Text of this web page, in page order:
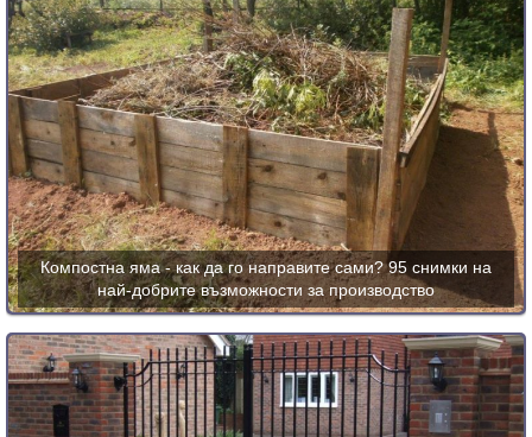
Компостна яма - как да го направите сами? 95 снимки на
най-добрите възможности за производство